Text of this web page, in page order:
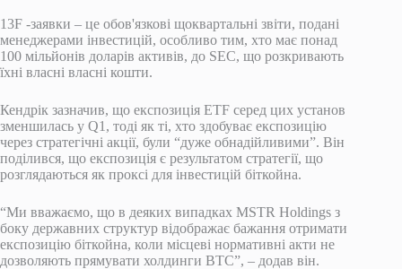
13F -заявки – це обов'язкові щоквартальні звіти, подані
менеджерами інвестицій, особливо тим, хто має понад
100 мільйонів доларів активів, до SEC, що розкривають
їхні власні власні кошти.
Кендрік зазначив, що експозиція ETF серед цих установ
зменшилась у Q1, тоді як ті, хто здобуває експозицію
через стратегічні акції, були “дуже обнадійливими”. Він
поділився, що експозиція є результатом стратегії, що
розглядаються як проксі для інвестицій біткойна.
“Ми вважаємо, що в деяких випадках MSTR Holdings з
боку державних структур відображає бажання отримати
експозицію біткойна, коли місцеві нормативні акти не
дозволяють прямувати холдинги BTC”, – додав він.